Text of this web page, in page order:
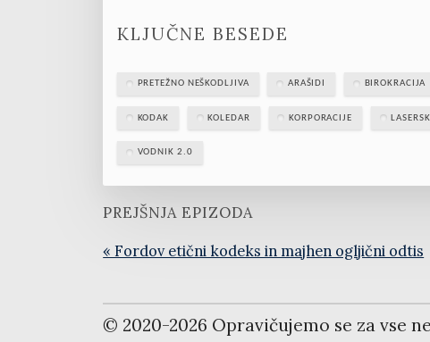
KLJUČNE BESEDE
PRETEŽNO NEŠKODLJIVA ARAŠIDI BIROKRACIJA
KODAK KOLEDAR KORPORACIJE
VODNIK 2.0
PREJŠNJA EPIZODA
« Fordov etični kodeks in majhen ogljični odtis
© 2020-2026 Opravičujemo se za vse